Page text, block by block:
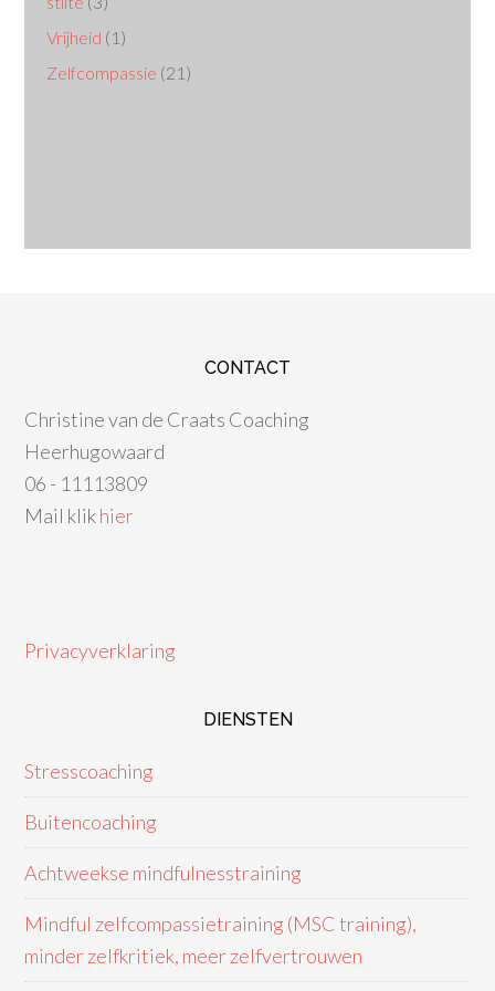
Vrijheid (1)
Zelfcompassie (21)
CONTACT
Christine van de Craats Coaching
Heerhugowaard
06 - 11113809
Mail klikhier
Privacyverklaring
DIENSTEN
Stresscoaching
Buitencoaching
Achtweekse mindfulnesstraining
Mindful zelfcompassietraining (MSC training),
minder zelfkritiek, meer zelfvertrouwen